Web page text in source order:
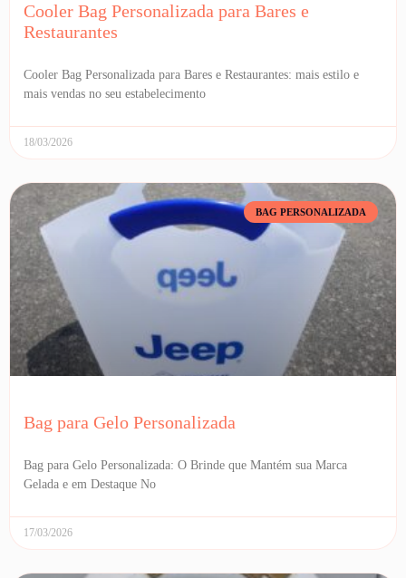
Cooler Bag Personalizada para Bares e
Restaurantes
Cooler Bag Personalizada para Bares e Restaurantes: mais estilo e
mais vendas no seu estabelecimento
18/03/2026
BAG PERSONALIZADA
Bag para Gelo Personalizada
Bag para Gelo Personalizada: O Brinde que Mantém sua Marca
Gelada e em Destaque No
17/03/2026